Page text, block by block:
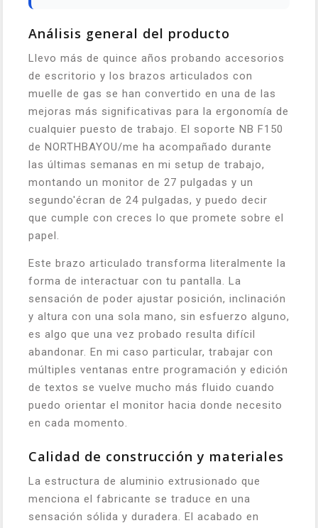
Análisis general del producto
Llevo más de quince años probando accesorios
de escritorio y los brazos articulados con
muelle de gas se han convertido en una de las
mejoras más significativas para la ergonomía de
cualquier puesto de trabajo. El soporte NB F150
de NORTHBAYOU/me ha acompañado durante
las últimas semanas en mi setup de trabajo,
montando un monitor de 27 pulgadas y un
segundo'écran de 24 pulgadas, y puedo decir
que cumple con creces lo que promete sobre el
papel.
Este brazo articulado transforma literalmente la
forma de interactuar con tu pantalla. La
sensación de poder ajustar posición, inclinación
y altura con una sola mano, sin esfuerzo alguno,
es algo que una vez probado resulta difícil
abandonar. En mi caso particular, trabajar con
múltiples ventanas entre programación y edición
de textos se vuelve mucho más fluido cuando
puedo orientar el monitor hacia donde necesito
en cada momento.
Calidad de construcción y materiales
La estructura de aluminio extrusionado que
menciona el fabricante se traduce en una
sensación sólida y duradera. El acabado en